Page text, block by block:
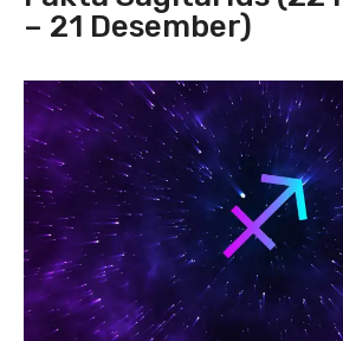
– 21 Desember)